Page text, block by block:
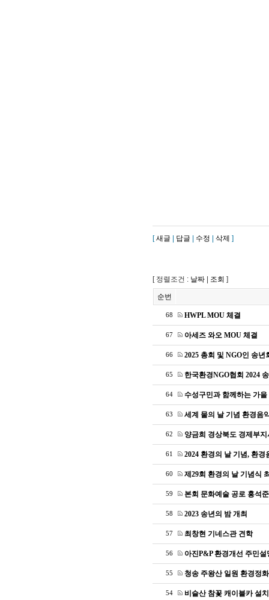
[새글 답글 수정 삭제 ]
[ 정렬조건 : 날짜 조회 ]
순번
68 HWPL MOU 체결
67 아세즈 와오 MOU 체결
66 2025 총회 및 NGO인 송년
65 한국환경NGO협회 2024
64 수성구민과 함께하는 가
63 세계 물의 날 기념 환경음
62 양금희 경상북도 경제부
61 2024 환경의 날 기념, 환경
60 제29회 환경의 날 기념식
59 본회 문화예술 공로 홍석
58 2023 송년의 밤 개최
57 최창현 기네스관 견학
56 아진P&P 환경개선 주민설
55 청송 주왕산 일원 환경정
54 비슬산 참꽃 캐이블카 설